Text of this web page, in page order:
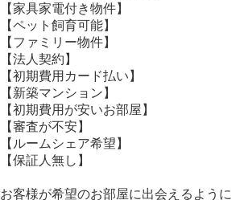
【家具家電付き物件】
【ペット飼育可能】
【ファミリー物件】
【法人契約】
【初期費用カード払い】
【新築マンション】
【初期費用が安いお部屋】
【審査が不安】
【ルームシェア希望】
【保証人無し】
お客様が希望のお部屋に出会えるように